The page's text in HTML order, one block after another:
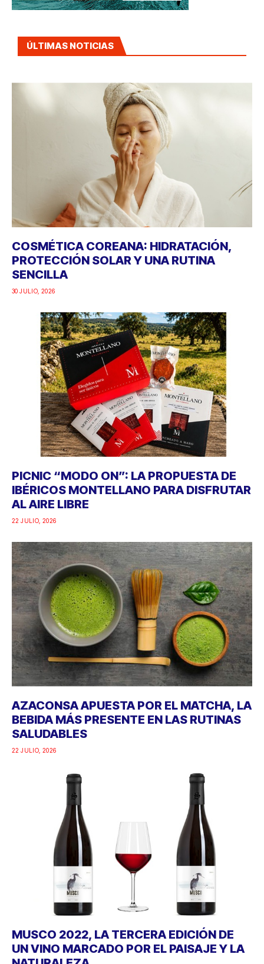
ÚLTIMAS NOTICIAS
COSMÉTICA COREANA: HIDRATACIÓN,
PROTECCIÓN SOLAR Y UNA RUTINA
SENCILLA
30 JULIO, 2026
PICNIC “MODO ON”: LA PROPUESTA DE
IBÉRICOS MONTELLANO PARA DISFRUTAR
AL AIRE LIBRE
22 JULIO, 2026
AZACONSA APUESTA POR EL MATCHA, LA
BEBIDA MÁS PRESENTE EN LAS RUTINAS
SALUDABLES
22 JULIO, 2026
MUSCO 2022, LA TERCERA EDICIÓN DE
UN VINO MARCADO POR EL PAISAJE Y LA